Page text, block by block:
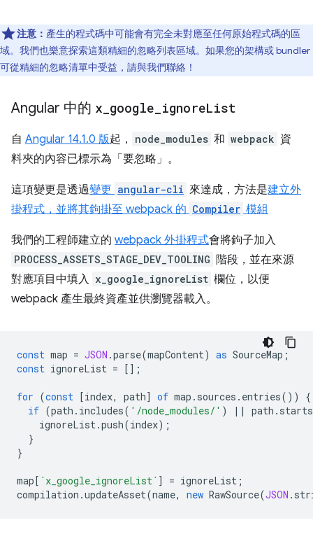
注意： 產生的程式碼中可能會有完全未對應至任何原始程式碼的區
域。我們也樂意探索這類精細的忽略列表區域。如果您的架構或 bundler
可從精細的忽略清單中受益，請與我們聯絡！
Angular 中的 x google ignoreList
自 Angular 14.1.0 版起， node_modules 和 webpack 資
料夾的內容已標示為「要忽略」 。
這項變更是透過變更 angular-cli 來達成，方法是建立外
掛程式，並將其鉤掛至 webpack 的 Compiler 模組
我們的工程師建立的 webpack 外掛程式會將鉤子加入
PROCESS_ASSETS_STAGE_DEV_TOOLING 階段，並在來源
對應項目中填入 x_google_ignoreList 欄位，以便
webpack 產生最終資產並供瀏覽器載入。
const map = JSON .parse(mapContent) as SourceMap ;
const ignoreList = [];
for (const [index, path] of map . sources . entries())
{
if (path . includes( '/node_modules/' ) || path .
ignoreList .push(index);
}
}
map[ `x_google_ignoreList` ] = ignoreList ;
compilation .updateAsset(name, new RawSource(JSON .